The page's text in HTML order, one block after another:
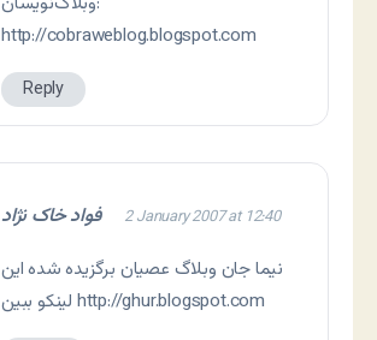
http://cobraweblog.blogspot.com
Reply
فواد خاک نژاد 2 January 2007 at 12:40
نیما جان وبلاگ عصیان برگزیده شده این
http://ghur.blogspot.com